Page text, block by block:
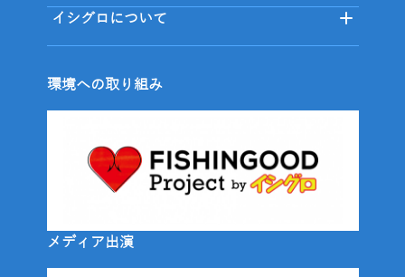
イシグロについて
環境への取り組み
メディア出演